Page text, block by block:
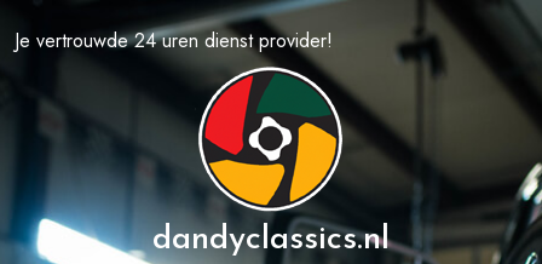
naarJe vertrouwde 24 uren dienst provider!
dandyclassics.nl